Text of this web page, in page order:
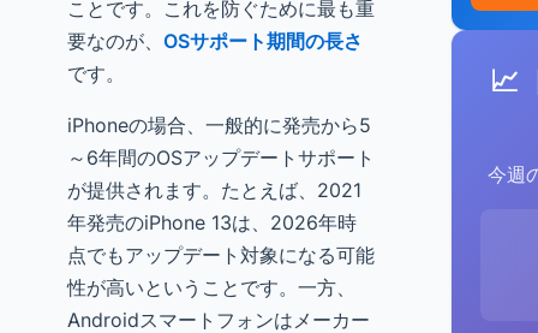
ことです。これを防ぐために最も重
要なのが、 OSサポート期間の長さ
です。
iPhoneの場合、一般的に発売から5
～6年間のOSアップデートサポート
が提供されます。たとえば、2021
年発売のiPhone 13は、2026年時
点でもアップデート対象になる可能
性が高いということです。一方、
Androidスマートフォンはメーカー
📈
今週